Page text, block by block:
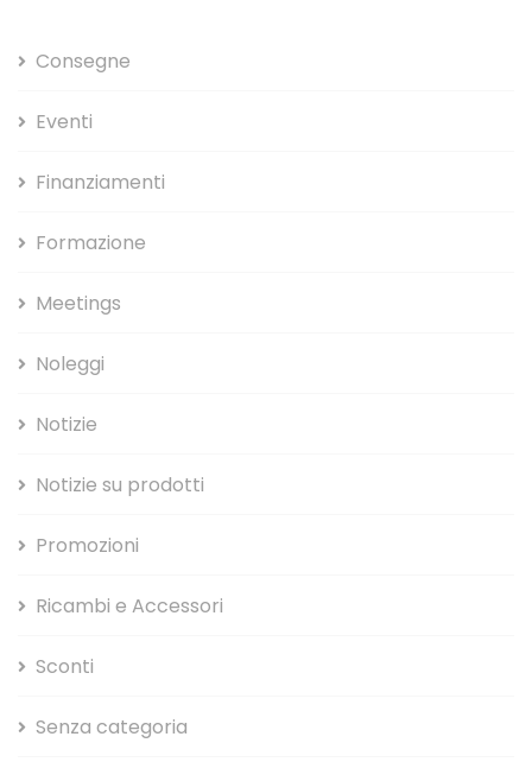
Consegne
Eventi
Finanziamenti
Formazione
Meetings
Noleggi
Notizie
Notizie su prodotti
Promozioni
Ricambi e Accessori
Sconti
Senza categoria